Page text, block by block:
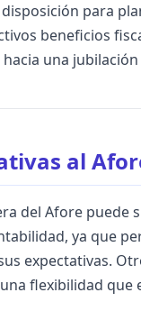
para
beneficios
una
al
del Afore puede
ya que
expectativas.
flexibilidad